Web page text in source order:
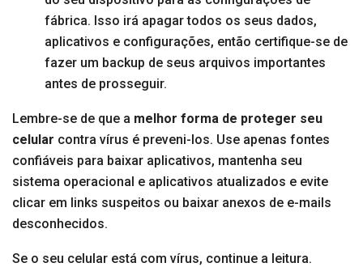
fábrica. Isso irá apagar todos os seus dados,
aplicativos e configurações, então certifique-se de
fazer um backup de seus arquivos importantes
antes de prosseguir.
Lembre-se de que a melhor forma de proteger seu
celular contra vírus é preveni-los. Use apenas fontes
confiáveis para baixar aplicativos, mantenha seu
sistema operacional e aplicativos atualizados e evite
clicar em links suspeitos ou baixar anexos de e-mails
desconhecidos.
Se o seu celular está com vírus, continue a leitura.